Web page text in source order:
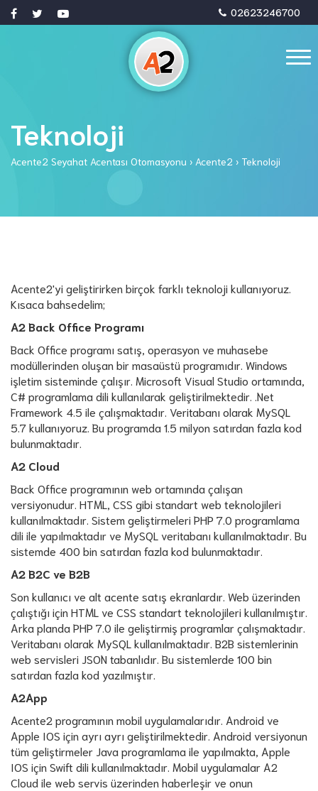
02623246700
Teknoloji
Acente2 Seyahat Acentası Otomasyonu › Acente2 › Teknoloji
Acente2'yi geliştirirken birçok farklı teknoloji kullanıyoruz.
Kısaca bahsedelim;
A2 Back Office Programı
Back Office programı satış, operasyon ve muhasebe
modüllerinden oluşan bir masaüstü programıdır. Windows
işletim sisteminde çalışır. Microsoft Visual Studio ortamında,
C# programlama dili kullanılarak geliştirilmektedir. .Net
Framework 4.5 ile çalışmaktadır. Veritabanı olarak MySQL
5.7 kullanıyoruz. Bu programda 1.5 milyon satırdan fazla kod
bulunmaktadır.
A2 Cloud
Back Office programının web ortamında çalışan
versiyonudur. HTML, CSS gibi standart web teknolojileri
kullanılmaktadır. Sistem geliştirmeleri PHP 7.0 programlama
dili ile yapılmaktadır ve MySQL veritabanı kullanılmaktadır. Bu
sistemde 400 bin satırdan fazla kod bulunmaktadır.
A2 B2C ve B2B
Son kullanıcı ve alt acente satış ekranlardır. Web üzerinden
çalıştığı için HTML ve CSS standart teknolojileri kullanılmıştır.
Arka planda PHP 7.0 ile geliştirmiş programlar çalışmaktadır.
Veritabanı olarak MySQL kullanılmaktadır. B2B sistemlerinin
web servisleri JSON tabanlıdır. Bu sistemlerde 100 bin
satırdan fazla kod yazılmıştır.
A2App
Acente2 programının mobil uygulamalarıdır. Android ve
Apple IOS için ayrı ayrı geliştirilmektedir. Android versiyonun
tüm geliştirmeler Java programlama ile yapılmakta, Apple
IOS için Swift dili kullanılmaktadır. Mobil uygulamalar A2
Cloud ile web servis üzerinden haberleşir ve onun